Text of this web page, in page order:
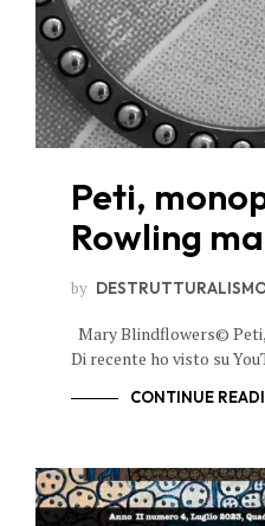
Peti,
Rowling
by
Mary Blindflowers©
Di recente ho visto su
CONTINUE